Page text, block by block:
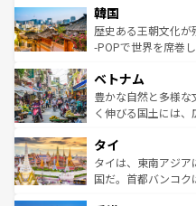
はコンテンツ一覧
いる。アクティビテ
ビング、ハイキング
い。オーストラリ
参照してほしい。
ン）、静ひつな山岳
と山間の静けさが
驚きをもたらしてく
容にもいいと評判の
が味わえ
照してほしい。
韓国
歴史ある王朝文化
-POPで世界を席巻
き、地方に足を延ば
できる。そして、
まで、さまざまな
リティに包まれなが
覧を参照してほしい
ベトナム
豊かな自然と多様
く伸びる国土には
急速な発展と共に伝
ーチミン市のフラン
醸し出している。
タイ
タイは、東南アジア
国だ。首都バンコ